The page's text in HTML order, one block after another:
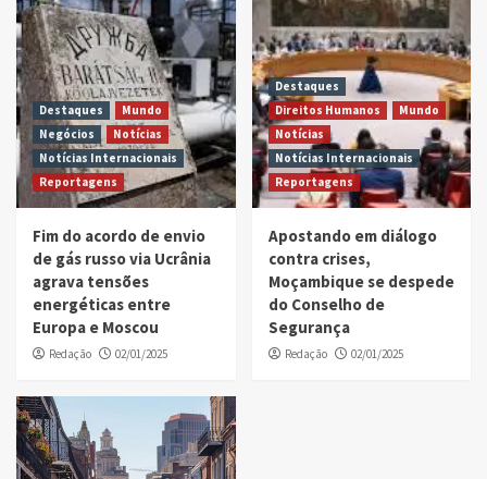
Destaques
Mundo
Negócios
Notícias
Notícias Internacionais
Reportagens
Fim do acordo de envio
de gás russo via Ucrânia
agrava tensões
energéticas entre
Europa e Moscou
Redação 02/01/2025
Destaques
Direitos Humanos
Mundo
Notícias
Notícias Internacionais
Reportagens
Apostando em diálogo
contra crises,
Moçambique se despede
do Conselho de
Segurança
Redação 02/01/2025